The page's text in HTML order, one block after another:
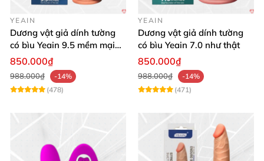
YEAIN
Dương vật giả dính tường
có bìu Yeain 9.5 mềm mại
thật
850.000₫
988.000₫
-14%
(478)
YEAIN
Dương vật giả dính tường
có bìu Yeain 7.0 như thật
850.000₫
988.000₫
-14%
(471)